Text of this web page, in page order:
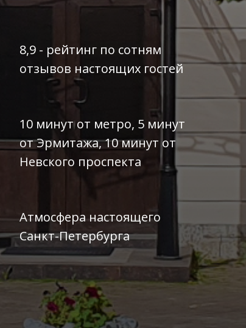
8,9 - рейтинг по сотням
отзывов настоящих гостей
10 минут от метро, 5 минут
от Эрмитажа, 10 минут от
Невского проспекта
Атмосфера настоящего
Санкт-Петербурга